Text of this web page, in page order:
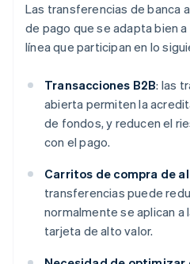
Las transferencias de banca
de pago que se adapta bien
línea que participan en lo
Transacciones B2B: las
abierta permiten la
de fondos, y reducen el
con el pago.
Carritos de compra de
transferencias puede
normalmente se aplican a
tarjeta de alto valor.